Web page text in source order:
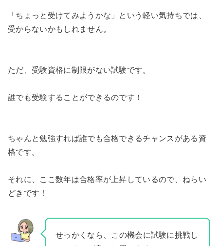
「ちょっと受けてみようかな」という軽い気持ちでは、
受からないかもしれません。
ただ、受験資格に制限がない試験です。
誰でも受験することができるのです！
ちゃんと勉強すれば誰でも合格できるチャンスがある資
格です。
それに、ここ数年は合格率が上昇しているので、ねらい
どきです！
せっかくなら、この機会に試験に挑戦し